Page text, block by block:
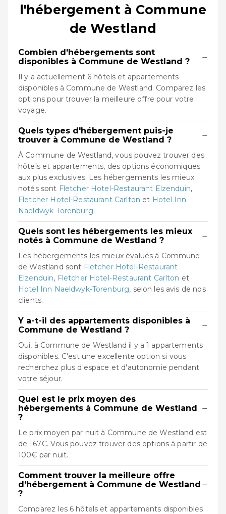
l'hébergement à Commune
de Westland
Combien d'hébergements sont
disponibles à Commune de Westland ?
−
Il y a actuellement 6 hôtels et appartements
disponibles à Commune de Westland. Comparez les
options pour trouver la meilleure offre pour votre
voyage.
Quels types d'hébergement puis-je
trouver à Commune de Westland ?
−
À Commune de Westland, vous pouvez trouver des
hôtels et appartements, des options économiques
aux plus exclusives. Les hébergements les mieux
notés sont Fletcher Hotel-Restaurant Elzenduin,
Fletcher Hotel-Restaurant Carlton et Hotel Inn
Naeldwyk-Torenburg.
Quels sont les hébergements les mieux
notés à Commune de Westland ?
−
Les hébergements les mieux évalués à Commune
de Westland sont Fletcher Hotel-Restaurant
Elzenduin, Fletcher Hotel-Restaurant Carlton et
Hotel Inn Naeldwyk-Torenburg, selon les avis de nos
clients.
Y a-t-il des appartements disponibles à
Commune de Westland ?
−
Oui, à Commune de Westland il y a 1 appartements
disponibles. C'est une excellente option si vous
recherchez plus d'espace et d'autonomie pendant
votre séjour.
Quel est le prix moyen des
hébergements à Commune de Westland
?
−
Le prix moyen par nuit à Commune de Westland est
de 167€. Vous pouvez trouver des options à partir de
100€ par nuit.
Comment trouver la meilleure offre
d'hébergement à Commune de Westland
?
−
Comparez les 6 hôtels et appartements disponibles